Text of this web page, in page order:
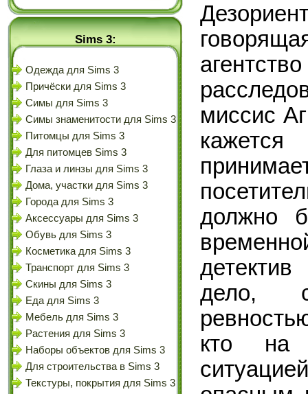
Sims 3:
Одежда для Sims 3
Причёски для Sims 3
Симы для Sims 3
Симы знаменитости для Sims 3
Питомцы для Sims 3
Для питомцев Sims 3
Глаза и линзы для Sims 3
Дома, участки для Sims 3
Города для Sims 3
Аксессуары для Sims 3
Обувь для Sims 3
Косметика для Sims 3
Транспорт для Sims 3
Скины для Sims 3
Еда для Sims 3
Мебель для Sims 3
Растения для Sims 3
Наборы объектов для Sims 3
Для строительства в Sims 3
Текстуры, покрытия для Sims 3
миссис
кажется
должно
дело,
кто на